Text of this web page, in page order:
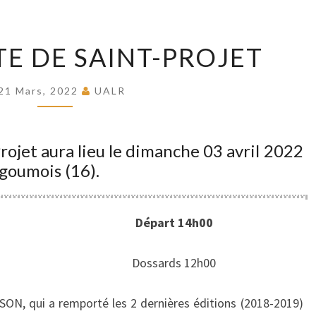
PRIX
PROJET
DE SAINT-PROJET
Mars, 2022 UALR
aura lieu le dimanche 03 avril 2022
(16).
Départ 14h00
Dossards 12h00
qui a remporté les 2 dernières éditions (2018-2019)